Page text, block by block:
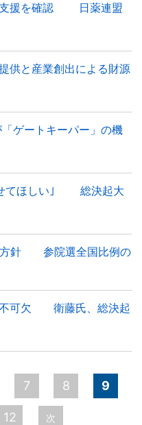
支援を確認 日薬連盟
供と産業創出による財源
ゲートキーパー」の機
せてほしい｣ 総決起大
方針 参院選全国比例の
不可欠 衛藤氏、総決起
7 8 9
12 次